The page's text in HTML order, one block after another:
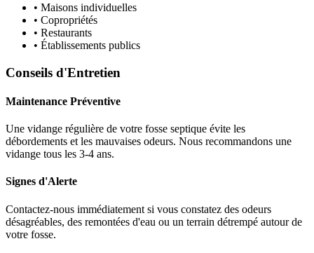
• Maisons individuelles
• Copropriétés
• Restaurants
• Établissements publics
Conseils d'Entretien
Maintenance Préventive
Une vidange régulière de votre fosse septique évite les
débordements et les mauvaises odeurs. Nous recommandons une
vidange tous les 3-4 ans.
Signes d'Alerte
Contactez-nous immédiatement si vous constatez des odeurs
désagréables, des remontées d'eau ou un terrain détrempé autour de
votre fosse.